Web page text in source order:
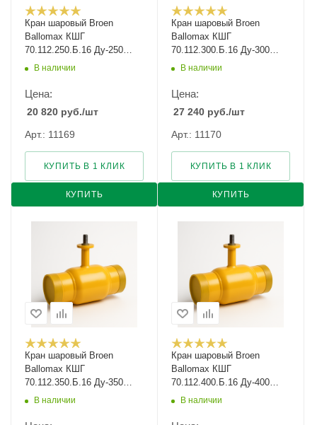
Кран шаровый Broen
Ballomax КШГ
70.112.250.Б.16 Ду-250
Ру-16
В наличии
Цена:
20 820 руб./шт
Арт.: 11169
КУПИТЬ
КУПИТЬ В 1 КЛИК
Кран шаровый Broen
Ballomax КШГ
70.112.300.Б.16 Ду-300
Ру-16
В наличии
Цена:
27 240 руб./шт
Арт.: 11170
КУПИТЬ
КУПИТЬ В 1 КЛИК
Кран шаровый Broen
Ballomax КШГ
70.112.350.Б.16 Ду-350
Ру-16
В наличии
Кран шаровый Broen
Ballomax КШГ
70.112.400.Б.16 Ду-400
Ру-16
В наличии